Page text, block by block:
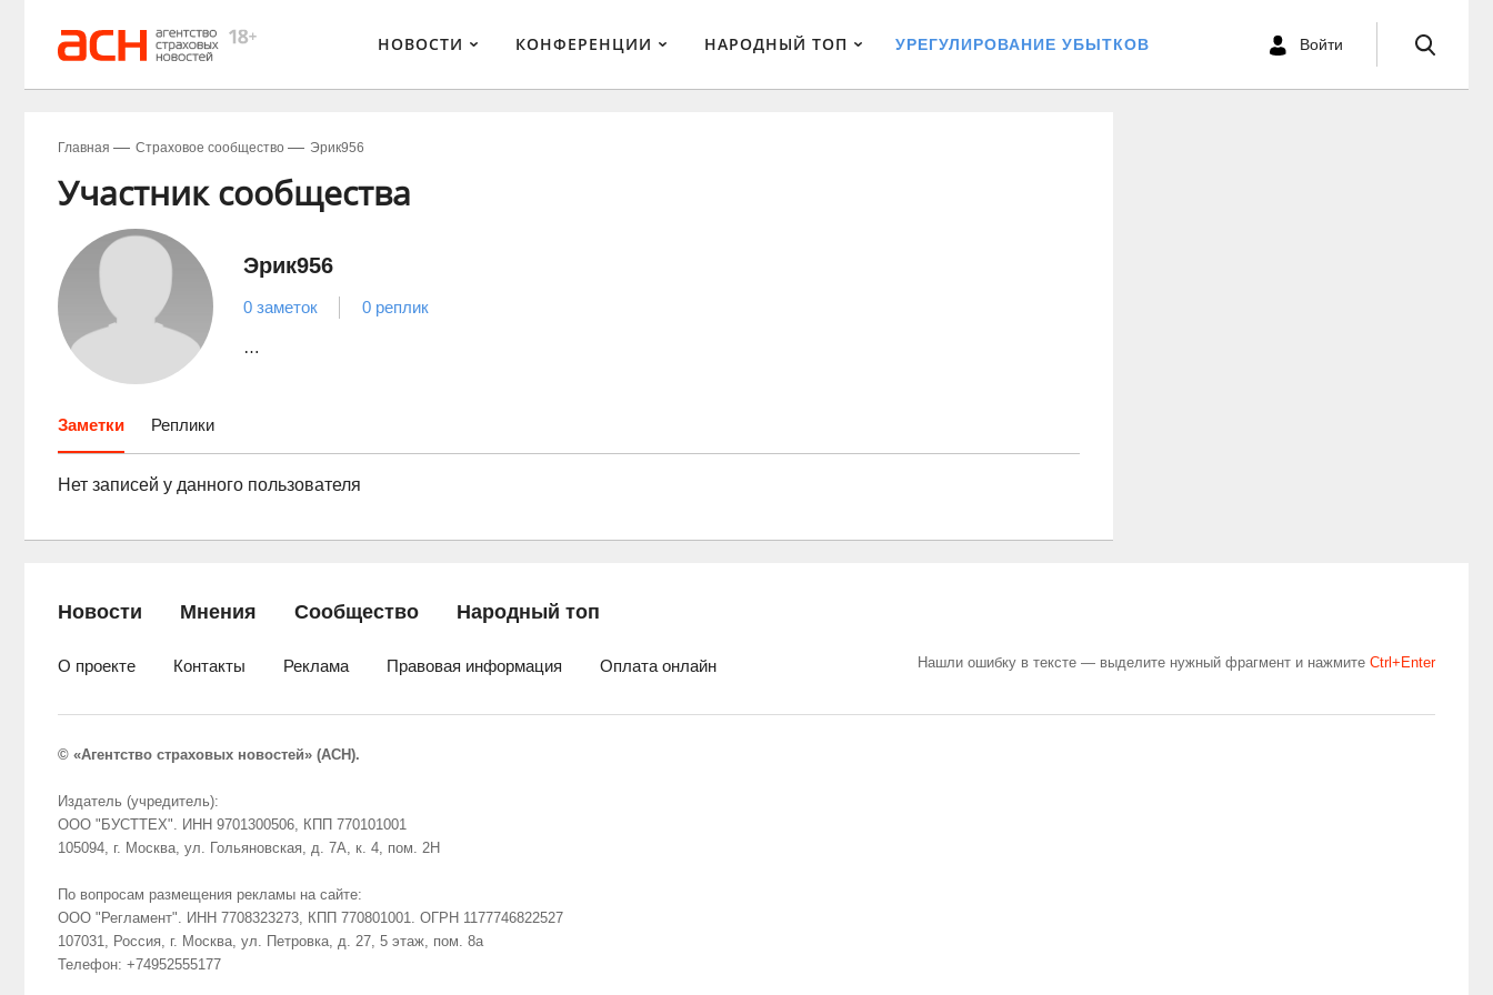
НОВОСТИ КОНФЕРЕНЦИИ НАРОДНЫЙ ТОП УРЕГУЛИРОВАНИЕ УБЫТКОВ Войти
Главная Страховое сообщество Эрик956
Участник сообщества
Эрик956
0 заметок 0 реплик
…
Заметки Реплики
Нет записей у данного пользователя
Новости Мнения Сообщество Народный топ
О проекте Контакты Реклама Правовая информация Оплата онлайн Нашли ошибку в тексте — выделите нужный фрагмент и нажмите Сtrl+Enter
© «Агентство страховых новостей» (АСН).
Издатель (учредитель):
ООО "БУСТТЕХ". ИНН 9701300506, КПП 770101001
105094, г. Москва, ул. Гольяновская, д. 7А, к. 4, пом. 2Н
По вопросам размещения рекламы на сайте:
ООО "Регламент". ИНН 7708323273, КПП 770801001. ОГРН 1177746822527
107031, Россия, г. Москва, ул. Петровка, д. 27, 5 этаж, пом. 8а
Телефон: +74952555177